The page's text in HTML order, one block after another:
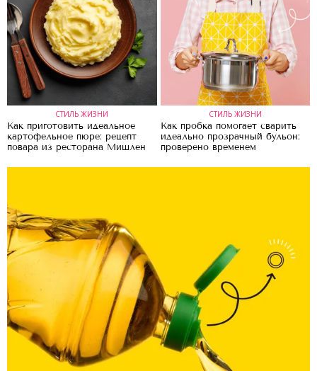
СТИЛЬ ЖИЗНИ
Как приготовить идеальное
картофельное пюре: рецепт
повара из ресторана Мишлен
СТИЛЬ ЖИЗНИ
Как пробка помогает сварить
идеально прозрачный бульон:
проверено временем